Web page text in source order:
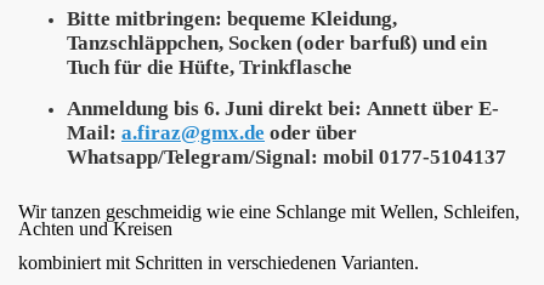
Bitte mitbringen: bequeme Kleidung,
Tanzschläppchen, Socken (oder barfuß) und ein
Tuch für die Hüfte, Trinkflasche
Anmeldung bis 6. Juni direkt bei: Annett über E-
Mail: a.firaz@gmx.de oder über
Whatsapp/Telegram/Signal: mobil 0177-5104137
Wir tanzen geschmeidig wie eine Schlange mit Wellen, Schleifen,
Achten und Kreisen
kombiniert mit Schritten in verschiedenen Varianten.